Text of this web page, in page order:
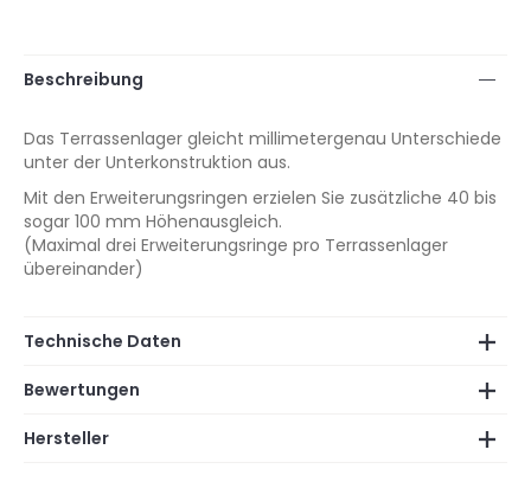
Beschreibung
Das Terrassenlager gleicht millimetergenau Unterschiede
unter der Unterkonstruktion aus.
Mit den Erweiterungsringen erzielen Sie zusätzliche 40 bis
sogar 100 mm Höhenausgleich.
(Maximal drei Erweiterungsringe pro Terrassenlager
übereinander)
Technische Daten
Bewertungen
Hersteller